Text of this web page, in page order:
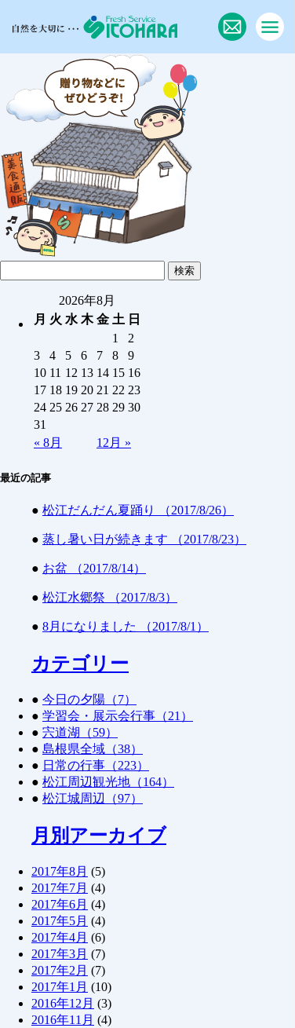
2026年8月
月 火 水 木 金 土 日
« 8月 12月 »
1
2
3
4 5 6 7 8
9
10 11 12 13 14 15 16
17 18 19 20 21 22 23
24 25 26 27 28 29 30
31
最近の記事
● 松江だんだん夏踊り （2017/8/26）
● 蒸し暑い日が続きます （2017/8/23）
● お盆 （2017/8/14）
● 松江水郷祭 （2017/8/3）
● 8月になりました （2017/8/1）
カテゴリー
● 今日の夕陽（7）
● 学習会・展示会行事（21）
● 宍道湖（59）
● 島根県全域（38）
● 日常の行事（223）
● 松江周辺観光地（164）
● 松江城周辺（97）
月別アーカイブ
2017年8月 (5)
2017年7月 (4)
2017年6月 (4)
2017年5月 (4)
2017年4月 (6)
2017年3月 (7)
2017年2月 (7)
2017年1月 (10)
2016年12月 (3)
2016年11月 (4)